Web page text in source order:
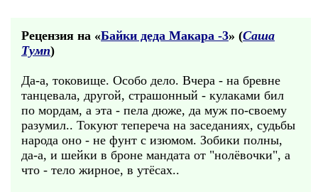
Рецензия на «Байки деда Макара -3» (Саша
Тумп)
Да-а, токовище. Особо дело. Вчера - на бревне
танцевала, другой, страшонный - кулаками бил
по мордам, а эта - пела дюже, да муж по-своему
разумил.. Токуют тепереча на заседаниях, судьбы
народа оно - не фунт с изюмом. Зобики полны,
да-а, и шейки в броне мандата от "нолёвочки", а
что - тело жирное, в утёсах..